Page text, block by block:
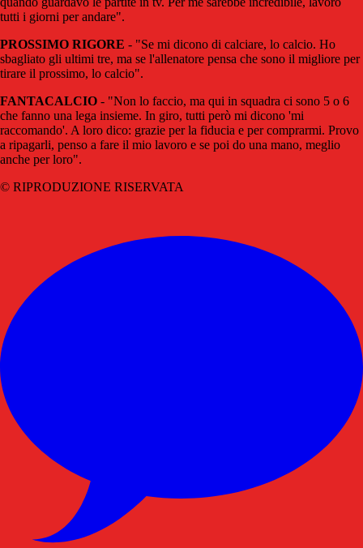
tutti i giorni per andare".
PROSSIMO RIGORE - "Se mi dicono di calciare, lo calcio. Ho
sbagliato gli ultimi tre, ma se l'allenatore pensa che sono il migliore per
tirare il prossimo, lo calcio".
FANTACALCIO - "Non lo faccio, ma qui in squadra ci sono 5 o 6
che fanno una lega insieme. In giro, tutti però mi dicono 'mi
raccomando'. A loro dico: grazie per la fiducia e per comprarmi. Provo
a ripagarli, penso a fare il mio lavoro e se poi do una mano, meglio
anche per loro".
© RIPRODUZIONE RISERVATA